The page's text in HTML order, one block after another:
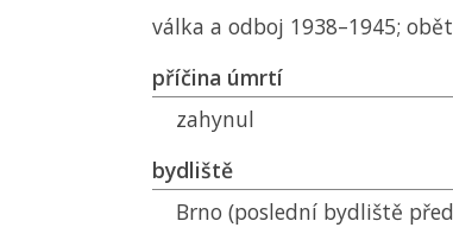
válka a odboj 1938–1945;
příčina úmrtí
zahynul
bydliště
Brno (poslední bydliště